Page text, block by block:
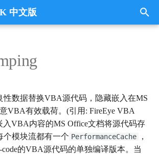
中文版
CommandandControl
CredentialAccess
DefenseEvasion
性数据替换VBA源代码，隐藏嵌入在MS
VBA有效载荷。(引用: FireEye VBA
入VBA内容的MS Office文档将源代码存
个模块流都有一个 PerformanceCache
，
的VBA源代码的单独编译版本。当